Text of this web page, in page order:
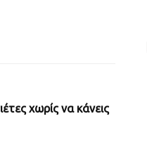
χωρίς να κάνεις